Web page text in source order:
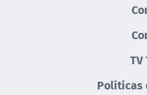
Políticas